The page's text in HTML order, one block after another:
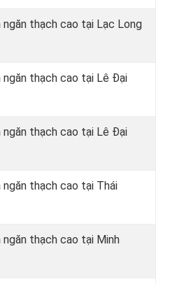
thạch cao tại Lạc Long
thạch cao tại Lê Đại
thạch cao tại Lê Đại
thạch cao tại Thái
thạch cao tại Minh